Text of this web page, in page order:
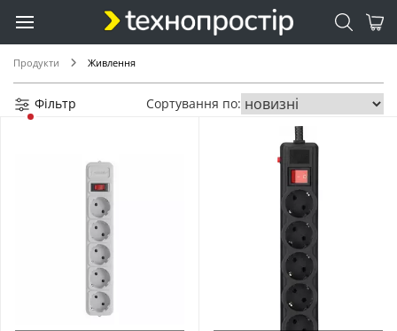
Продукти Живлення
Фільтр Сортування по: